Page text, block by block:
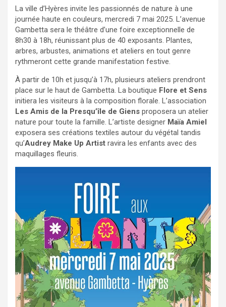
La ville d’Hyères invite les passionnés de nature à une
journée haute en couleurs, mercredi 7 mai 2025. L’avenue
Gambetta sera le théâtre d’une foire exceptionnelle de
8h30 à 18h, réunissant plus de 40 exposants. Plantes,
arbres, arbustes, animations et ateliers en tout genre
rythmeront cette grande manifestation festive.
À partir de 10h et jusqu’à 17h, plusieurs ateliers prendront
place sur le haut de Gambetta. La boutique Flore et Sens
initiera les visiteurs à la composition florale. L’association
Les Amis de la Presqu’île de Giens proposera un atelier
nature pour toute la famille. L’artiste designer Maïa Amiel
exposera ses créations textiles autour du végétal tandis
qu’Audrey Make Up Artist ravira les enfants avec des
maquillages fleuris.